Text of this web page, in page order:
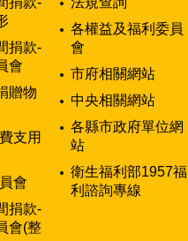
捐款-
會
贈物
支用
會
捐款-
會(整
各權益及福利委員
會
市府相關網站
中央相關網站
各縣市政府單位網
站
衛生福利部1957福
利諮詢專線